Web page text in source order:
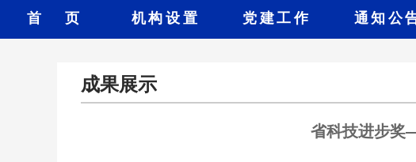
首 页 机构设置 党建工作 通知公
成果展示
省科技进步奖